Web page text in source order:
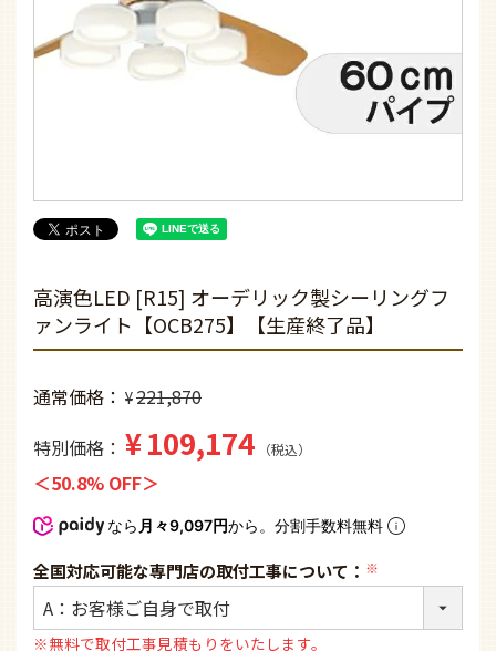
高演色LED [R15] オーデリック製シーリングフ
ァンライト【OCB275】【生産終了品】
通常価格 ¥221,870
特別価格
¥109,174 税込
50.8% OFF
なら 月々9,097円から。分割手数料無料
全国対応可能な専門店の取付工事について：
(必
※無料で取付工事見積もりをいたします。